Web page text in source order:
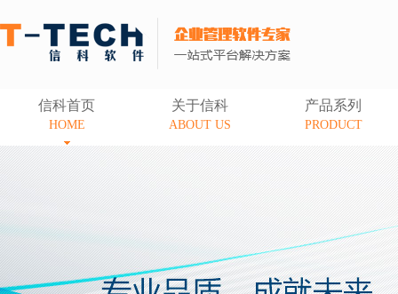
信科首页
HOME
关于信科
ABOUT US
产品系列
PRODUCT